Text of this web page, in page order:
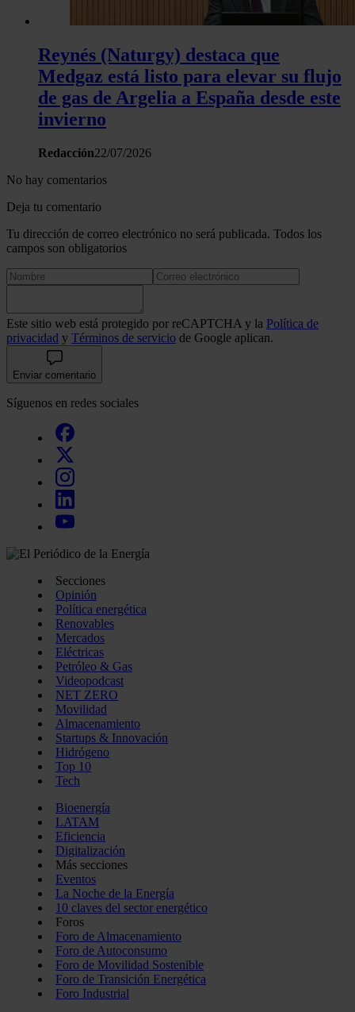
Reynés (Naturgy) destaca que
Medgaz está listo para elevar su flujo
de gas de Argelia a España desde este
invierno
Redacción22/07/2026
No hay comentarios
Deja tu comentario
Tu dirección de correo electrónico no será publicada. Todos los
campos son obligatorios
Este sitio web está protegido por reCAPTCHA y la Política de
privacidad y Términos de servicio de Google aplican.
Enviar comentario
Síguenos en redes sociales
Secciones
Opinión
Política energética
Renovables
Mercados
Eléctricas
Petróleo & Gas
Videopodcast
NET ZERO
Movilidad
Almacenamiento
Startups & Innovación
Hidrógeno
Top 10
Tech
Bioenergía
LATAM
Eficiencia
Digitalización
Más secciones
Eventos
La Noche de la Energía
10 claves del sector energético
Foros
Foro de Almacenamiento
Foro de Autoconsumo
Foro de Movilidad Sostenible
Foro de Transición Energética
Foro Industrial